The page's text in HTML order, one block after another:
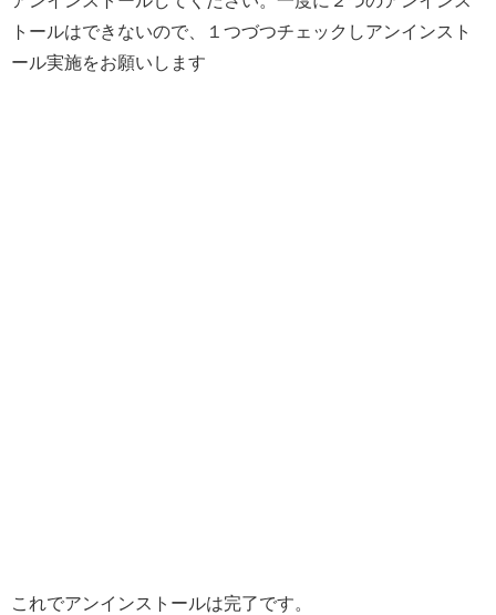
トールはできないので、１つづつチェックしアンインスト
ール実施をお願いします
これでアンインストールは完了です。